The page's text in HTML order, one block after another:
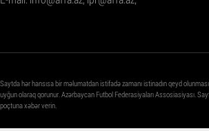
Saytda hər hansısa bir məlumatdan istifadə zamanı istinadın qeyd
uyğun olaraq qorunur. Azərbaycan Futbol Federasiyaları Assosiasiyası.
poçtuna xəbər verin.